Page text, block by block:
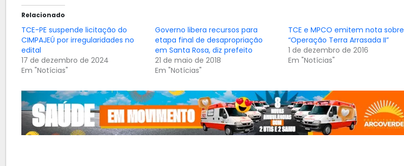
Relacionado
TCE-PE suspende licitação do
CIMPAJEÚ por irregularidades no
edital
17 de dezembro de 2024
Em "Notícias"
Governo libera recursos para
etapa final de desapropriação
em Santa Rosa, diz prefeito
21 de maio de 2018
Em "Notícias"
TCE e MPCO emitem nota sobre
“Operação Terra Arrasada II”
1 de dezembro de 2016
Em "Notícias"